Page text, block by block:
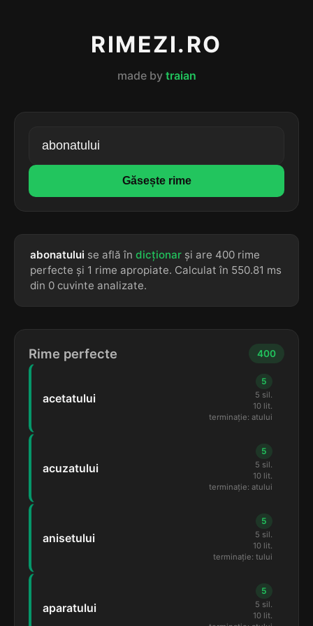
RIMEZI.RO
made by traian
Găsește rime
abonatului se află în dicționar și are 400 rime
perfecte și 1 rime apropiate. Calculat în 550.81 ms
din 0 cuvinte analizate.
Rime perfecte 400
acetatului
5
5 sil.
10 lit.
terminație: atului
acuzatului
5
5 sil.
10 lit.
terminație: atului
anisetului
5
5 sil.
10 lit.
terminație: tului
aparatului
5
5 sil.
10 lit.